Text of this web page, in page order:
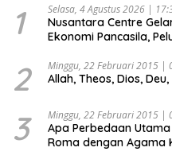
1 Selasa, 4 Agustus 2026 |
Nusantara Centre
Ekonomi Pancasila,
Ekonomi Politik
“Urgensi Undang-
Indonesia Emas 2045”,
2 Minggu, 22 Februari 2015 |
Allah, Theos, Dios,
3 Minggu, 22 Februari 2015 |
Apa Perbedaan
Roma dengan Agama